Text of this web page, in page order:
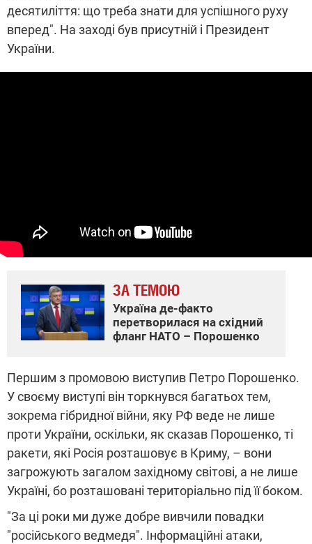
десятиліття: що треба знати для успішного руху
вперед". На заході був присутній і Президент
України.
ЗА ТЕМОЮ
Україна де-факто
перетворилася на східний
фланг НАТО – Порошенко
Першим з промовою виступив Петро Порошенко.
У своєму виступі він торкнувся багатьох тем,
зокрема гібридної війни, яку РФ веде не лише
проти України, оскільки, як сказав Порошенко, ті
ракети, які Росія розташовує в Криму, – вони
загрожують загалом західному світові, а не лише
Україні, бо розташовані територіально під її боком.
"За ці роки ми дуже добре вивчили повадки
"російського ведмедя". Інформаційні атаки,